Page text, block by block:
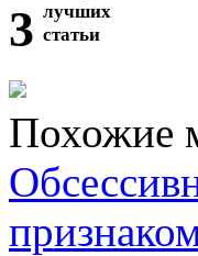
3 лучших
статьи
Похожие